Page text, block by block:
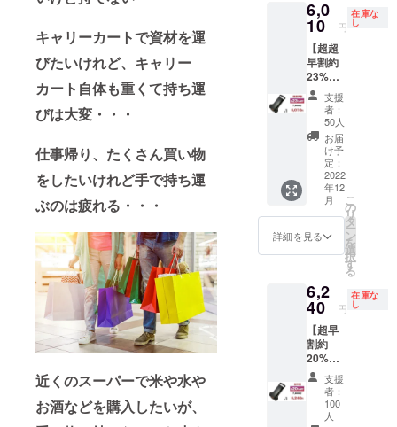
キャリーカートで資材を運
びたいけれど、キャリー
カート自体も重くて持ち運
びは大変・・・
仕事帰り、たくさん買い物
をしたいけれど手で持ち運
ぶのは疲れる・・・
近くのスーパーで米や水や
お酒などを購入したいが、
なる場
合があ
りま
す。 ※
ご注文
状況、
使用部
材の供
給状
況、製
造工程
上の都
合等に
より出
荷時期
が遅れ
る場合
6,0
10 円
在庫な
し
【超超
早割約
23%
OFF】
定価１
7,800円
(税込)
の約
23%
OFF →
6,010円
(送料・
税込) ※
一部デ
ザイン
となる
場合が
ありま
す。 ※
ご注文
状況、
使用部
材の供
給状
況、製
支援
者：
50人
お届
け予
定：
2022
年12
月
詳細を見る
こ
の
リ
タ
ー
ン
を
選
択
す
る
6,2
40 円
在庫な
し
【超早
割約
20%
OFF】
定価 １
7,800円
支援
者：
100
人